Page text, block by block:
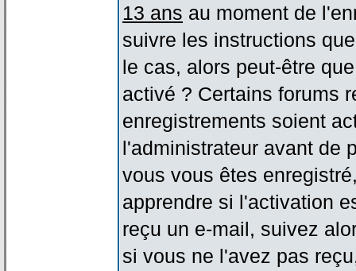
13 ans au moment de
suivre les instructions
le cas, alors peut-être
activé ? Certains forums
enregistrements soient
l'administrateur avant de
vous vous êtes
apprendre si l'activation
reçu un e-mail, suivez
si vous ne l'avez pas